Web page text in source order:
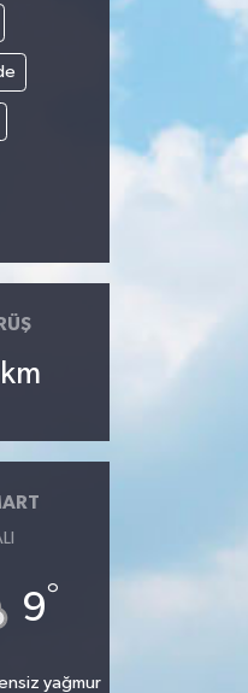
km
9°
yağmur